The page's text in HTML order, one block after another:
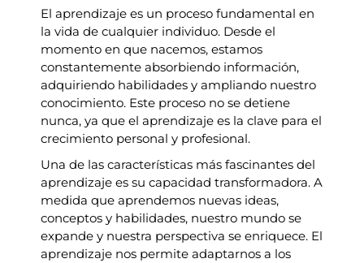
El aprendizaje es un proceso fundamental en
la vida de cualquier individuo. Desde el
momento en que nacemos, estamos
constantemente absorbiendo información,
adquiriendo habilidades y ampliando nuestro
conocimiento. Este proceso no se detiene
nunca, ya que el aprendizaje es la clave para el
crecimiento personal y profesional.
Una de las características más fascinantes del
aprendizaje es su capacidad transformadora. A
medida que aprendemos nuevas ideas,
conceptos y habilidades, nuestro mundo se
expande y nuestra perspectiva se enriquece. El
aprendizaje nos permite adaptarnos a los